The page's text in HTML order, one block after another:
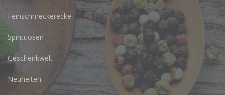
Feinschmeckerecke
Spirituosen
Geschenkwelt
Neuheiten